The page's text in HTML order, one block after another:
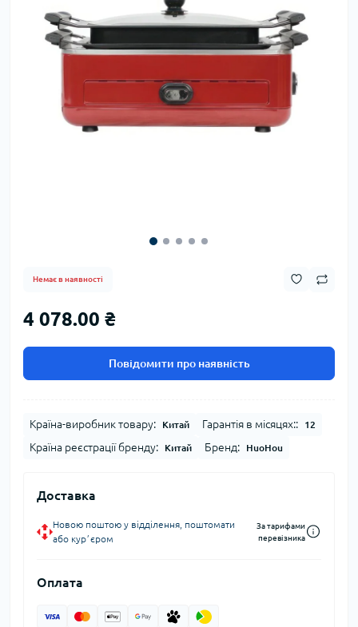
Немає в наявності
4 078.00 ₴
Повідомити про наявність
Країна-виробник товару: Китай Гарантія в місяцях:: 12
Країна реєстрації бренду: Китай Бренд: HuoHou
Доставка
Новою поштою у відділення, поштомати
або курʼєром
За тарифами
перевізника
Оплата